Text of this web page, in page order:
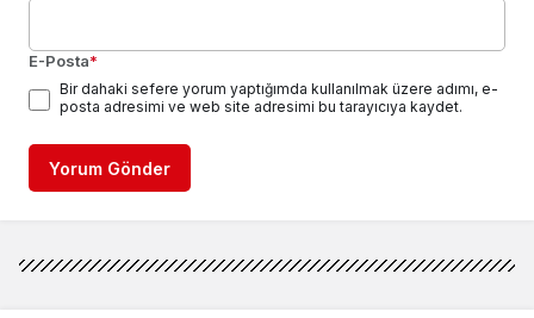
E-Posta*
Bir dahaki sefere yorum yaptığımda kullanılmak üzere adımı, e-
posta adresimi ve web site adresimi bu tarayıcıya kaydet.
Yorum Gönder